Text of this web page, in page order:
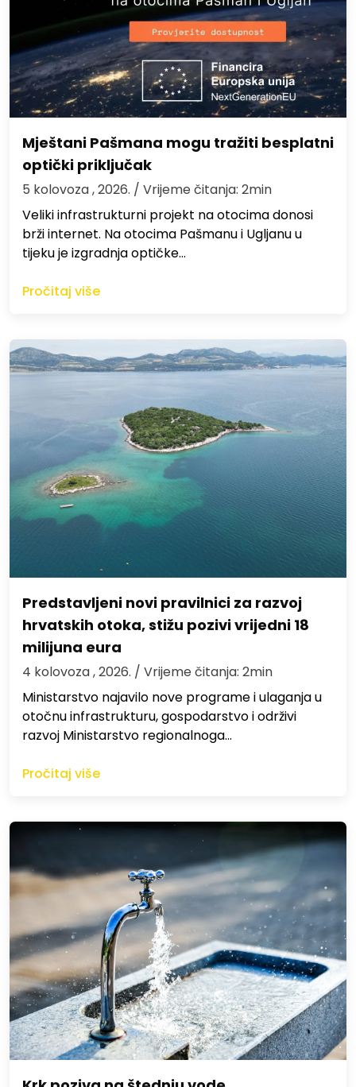
Mještani Pašmana mogu tražiti besplatni
optički priključak
5 kolovoza , 2026. / Vrijeme čitanja: 2min
Veliki infrastrukturni projekt na otocima donosi
brži internet. Na otocima Pašmanu i Ugljanu u
tijeku je izgradnja optičke…
Pročitaj više
Predstavljeni novi pravilnici za razvoj
hrvatskih otoka, stižu pozivi vrijedni 18
milijuna eura
4 kolovoza , 2026. / Vrijeme čitanja: 2min
Ministarstvo najavilo nove programe i ulaganja u
otočnu infrastrukturu, gospodarstvo i održivi
razvoj Ministarstvo regionalnoga…
Pročitaj više